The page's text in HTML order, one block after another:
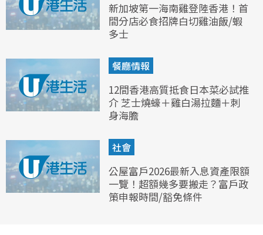
新加坡第一海南雞登陸香港！首
間分店必食招牌白切雞油飯/蝦
多士
餐廳情報
12間香港高質抵食日本菜必試推
介 芝士燒蠔＋雞白湯拉麵＋刺
身海膽
社會
公屋富戶2026最新入息資產限額
一覽！超額幾多要搬走？富戶政
策申報時間/豁免條件